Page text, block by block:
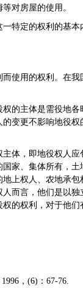
等对房屋的使用。
特定的权利的基
使用的权利。在
的主体是需役地
变更不影响地役
体，即地役权人
家、集体所有，
上权人、农地承
而言，他们是以
的权利，对于他
，(6)：67-76.